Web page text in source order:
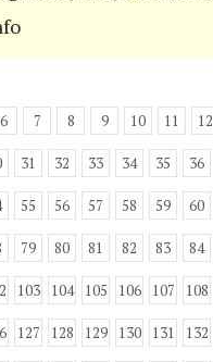
6 7 8 9 10 11 12
31 32 33 34 35 36
55 56 57 58 59 60
79 80 81 82 83 84
103 104 105 106 107 108
127 128 129 130 131 132